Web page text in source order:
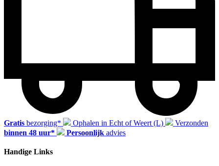
Gratis bezorging* Ophalen in Echt of Weert (L)
Verzonden
binnen 48 uur*
Persoonlijk advies
Handige Links